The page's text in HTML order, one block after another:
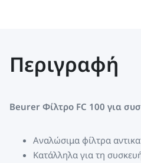
Περιγραφή
Beurer Φίλτρο FC 100 για
Αναλώσιμα φίλτρα
Κατάλληλα για τη